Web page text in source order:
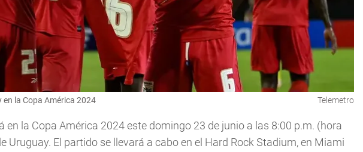
la Copa América 2024 Telemetro
en la Copa América 2024 este domingo 23 de junio a las 8:00 p.m. (hora
Uruguay. El partido se llevará a cabo en el Hard Rock Stadium, en Miami